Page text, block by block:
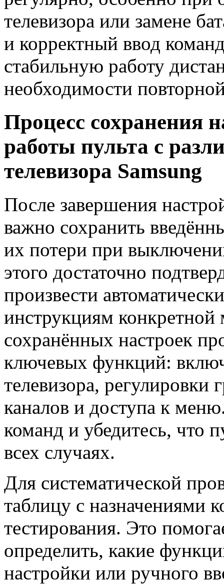
телевизора или замене
и корректный ввод
стабильную работу
необходимости
Процесс сохранения
работы пульта с
телевизора Samsung
После завершения
важно сохранить
их потери при
этого достаточно
произвести
инструкциям конкретной
сохранённых настроек
ключевых функций:
телевизора, регулировки
каналов и доступа к
команд и убедитесь, что
всех случаях.
Для систематической
таблицу с назначениями
тестирования. Это
определить, какие
настройки или ручного